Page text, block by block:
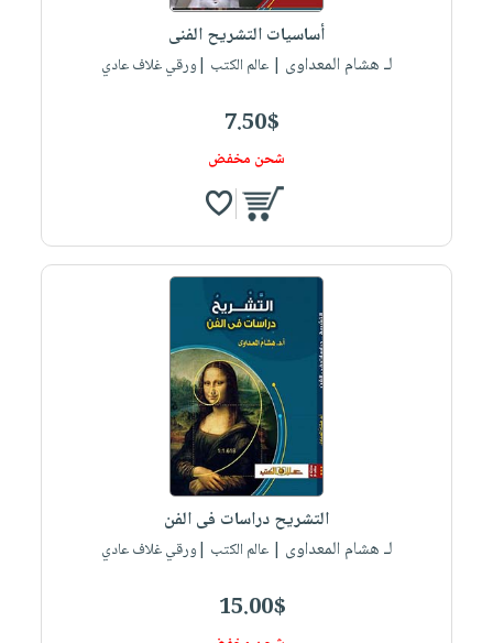
أساسيات التشريح الفنى
لـ هشام المعداوى | عالم الكتب |ورقي غلاف عادي
7.50$
شحن مخفض
التشريح دراسات فى الفن
لـ هشام المعداوى | عالم الكتب |ورقي غلاف عادي
15.00$